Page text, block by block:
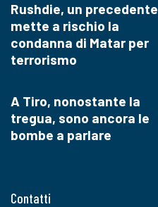
Contatti
Rushdie, un precedente
mette a rischio la
condanna di Matar per
terrorismo
A Tiro, nonostante la
tregua, sono ancora le
bombe a parlare